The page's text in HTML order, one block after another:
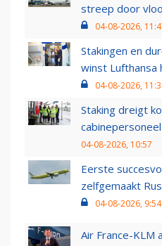
streep door
04-08-2026,
Stakingen en
winst Lufthansa
04-08-2026,
Staking dreigt
04-08-2026, 10:57
Eerste
zelfgemaakt
04-08-2026, 9:54
Air France-KLM